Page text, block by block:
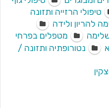
טיפולי הרזייה ותזונה
להריון ולידה
מטפלים בפרחי
נטורופתיה ותזונה /